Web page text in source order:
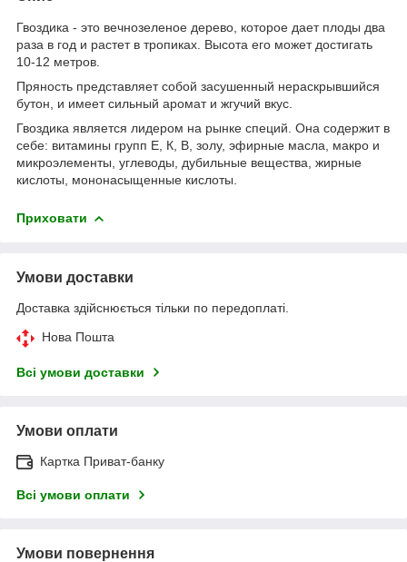
Гвоздика - это вечнозеленое дерево, которое дает плоды два
раза в год и растет в тропиках. Высота его может достигать
10-12 метров.
Пряность представляет собой засушенный нераскрывшийся
бутон, и имеет сильный аромат и жгучий вкус.
Гвоздика является лидером на рынке специй. Она содержит в
себе: витамины групп Е, К, В, золу, эфирные масла, макро и
микроэлементы, углеводы, дубильные вещества, жирные
кислоты, мононасыщенные кислоты.
Приховати
Умови доставки
Доставка здійснюється тільки по передоплаті.
Нова Пошта
Всі умови доставки
Умови оплати
Картка Приват-банку
Всі умови оплати
Умови повернення